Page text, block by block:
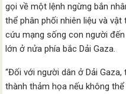
gọi về một lệnh ngừng bắn
thể phân phối nhiên liệu và
cứu mạng sống con người
lớn ở nửa phía bắc Dải Gaza.
“Đối với người dân ở Dải
thành thảm họa nếu không